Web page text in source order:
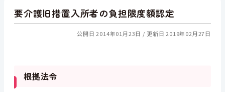
要介護旧措置入所者の負担限度額認定
公開日 2014年01月23日 更新日 2019年02月27日
根拠法令